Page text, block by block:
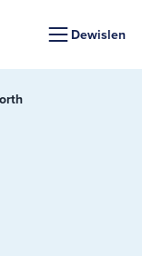
Dewislen